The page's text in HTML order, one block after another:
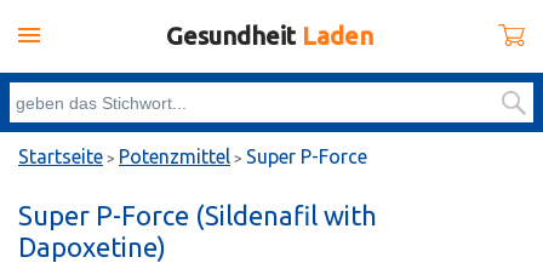
Gesundheit Laden
Startseite > Potenzmittel > Super P-Force
Super P-Force (Sildenafil with
Dapoxetine)